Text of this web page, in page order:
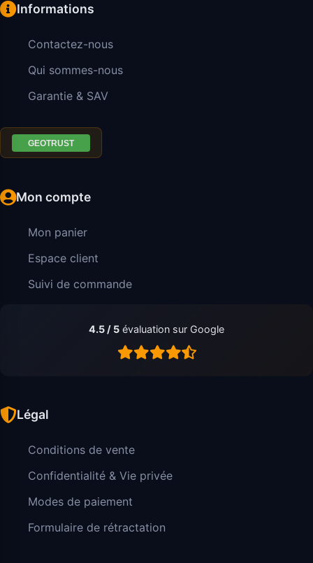
Informations
Contactez-nous
Qui sommes-nous
Garantie & SAV
Mon compte
Mon panier
Espace client
Suivi de commande
4.5 / 5 évaluation sur Google
Légal
Conditions de vente
Confidentialité & Vie privée
Modes de paiement
Formulaire de rétractation